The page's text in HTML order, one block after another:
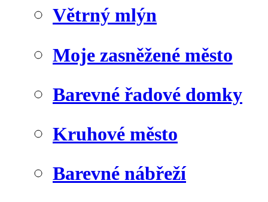
Větrný mlýn
Moje zasněžené město
Barevné řadové domky
Kruhové město
Barevné nábřeží